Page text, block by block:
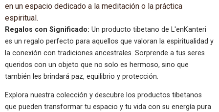
en un espacio dedicado a la meditación o la práctica
espiritual.
Regalos con Significado: Un producto tibetano de L'enKanteri
es un regalo perfecto para aquellos que valoran la espiritualidad y
la conexión con tradiciones ancestrales. Sorprende a tus seres
queridos con un objeto que no solo es hermoso, sino que
también les brindará paz, equilibrio y protección.
Explora nuestra colección y descubre los productos tibetanos
que pueden transformar tu espacio y tu vida con su energía pura